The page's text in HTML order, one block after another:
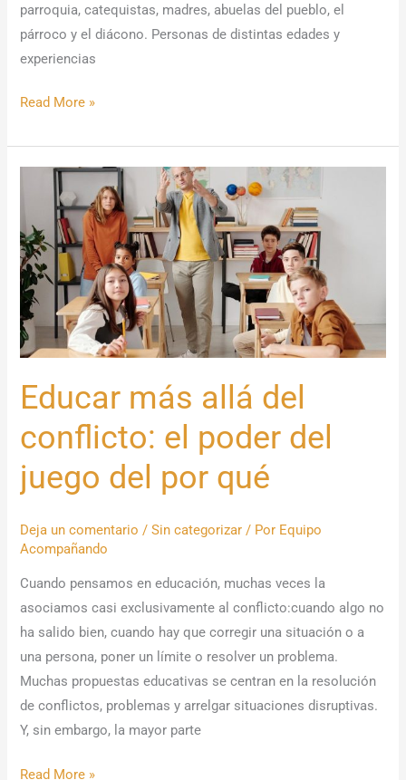
parroquia, catequistas, madres, abuelas del pueblo, el
párroco y el diácono. Personas de distintas edades y
experiencias
Read More »
Educar más allá del
conflicto: el poder del
juego del por qué
Deja un comentario /Sin categorizar / Por Equipo
Acompañando
Cuando pensamos en educación, muchas veces la
asociamos casi exclusivamente al conflicto:cuando algo no
ha salido bien, cuando hay que corregir una situación o a
una persona, poner un límite o resolver un problema.
Muchas propuestas educativas se centran en la resolución
de conflictos, problemas y arrelgar situaciones disruptivas.
Y, sin embargo, la mayor parte
Educar
allá
del
conflicto:
el
poder
del
del
qué
Read More »